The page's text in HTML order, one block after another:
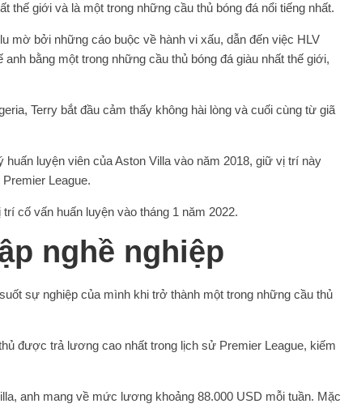
thế giới và là một trong những cầu thủ bóng đá nổi tiếng nhất.
mờ bởi những cáo buộc về hành vi xấu, dẫn đến việc HLV
bằng một trong những cầu thủ bóng đá giàu nhất thế giới,
Terry bắt đầu cảm thấy không hài lòng và cuối cùng từ giã
luyện viên của Aston Villa vào năm 2018, giữ vị trí này
League.
cố vấn huấn luyện vào tháng 1 năm 2022.
nghề nghiệp
sự nghiệp của mình khi trở thành một trong những cầu thủ
được trả lương cao nhất trong lịch sử Premier League, kiếm
anh mang về mức lương khoảng 88.000 USD mỗi tuần. Mặc